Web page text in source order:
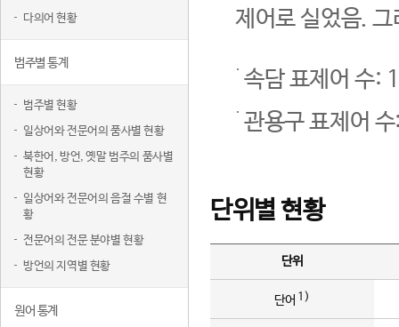
다의어 현황
범주별 통계
범주별 현황
일상어와 전문어의 품사별 현황
북한어, 방언, 옛말 범주의 품사별
현황
일상어와 전문어의 음절 수별 현
황
전문어의 전문 분야별 현황
방언의 지역별 현황
원어 통계
제어로 실었음.
속담 표제어 수:
관용구 표제어
단위별 현황
단위
단어 1)